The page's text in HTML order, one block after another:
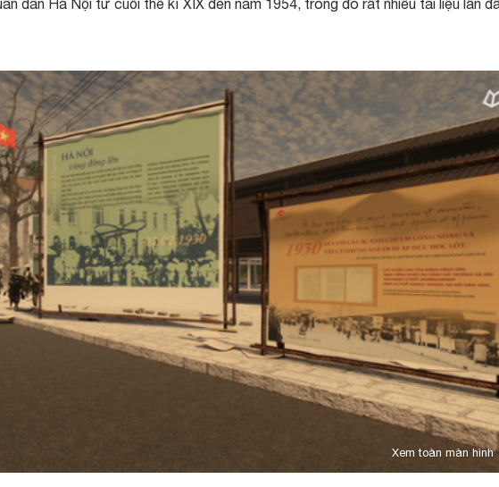
dân Hà Nội từ cuối thế kỉ XIX đến năm 1954, trong đó rất nhiều tài liệu lần
Xem toàn màn hình